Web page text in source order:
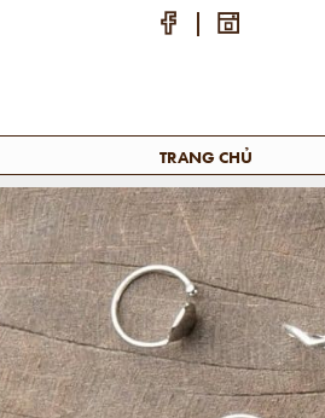
TRANG CHỦ